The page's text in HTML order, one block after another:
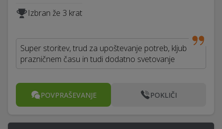
Izbran že 3 krat
Super storitev, trud za upoštevanje potreb, kljub
prazničnem času in tudi dodatno svetovanje
POVPRAŠEVANJE POKLIČI